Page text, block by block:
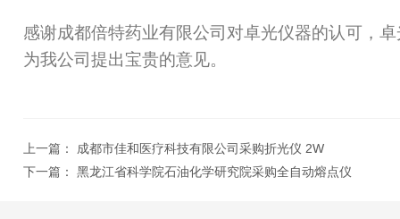
感谢成都倍特药业有限公司 对卓光仪器的认可，
为我公司提出宝贵的意见。
上一篇： 成都市佳和医疗科技有限公司采购折光仪 2W
下一篇： 黑龙江省科学院石油化学研究院采购全自动熔点仪